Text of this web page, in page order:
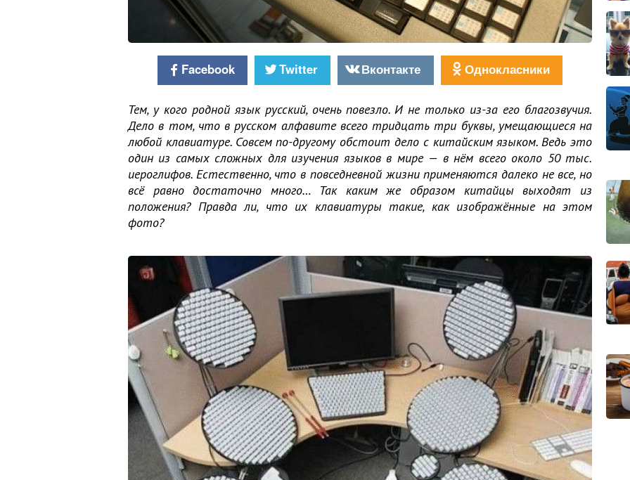
Facebook Twitter Вконтакте Однокласники
Тем, у кого родной язык русский, очень повезло. И не только из-за его благозвучия.
Дело в том, что в русском алфавите всего тридцать три буквы, умещающиеся на
любой клавиатуре. Совсем по-другому обстоит дело с китайским языком. Ведь это
один из самых сложных для изучения языков в мире — в нём всего около 50 тыс.
иероглифов. Естественно, что в повседневной жизни применяются далеко не все, но
всё равно достаточно много… Так каким же образом китайцы выходят из
положения? Правда ли, что их клавиатуры такие, как изображённые на этом
фото?